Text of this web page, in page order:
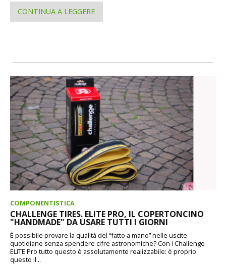
CONTINUA A LEGGERE
COMPONENTISTICA
CHALLENGE TIRES. ELITE PRO, IL COPERTONCINO
"HANDMADE" DA USARE TUTTI I GIORNI
È possibile provare la qualità del “fatto a mano” nelle uscite
quotidiane senza spendere cifre astronomiche? Con i Challenge
ELITE Pro tutto questo è assolutamente realizzabile: è proprio
questo il...